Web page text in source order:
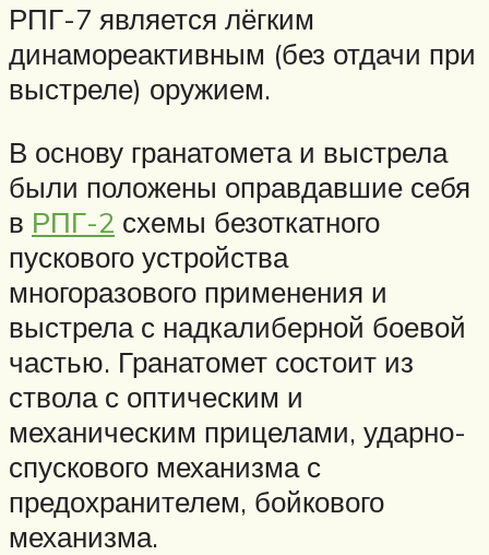
РПГ-7 является лёгким
динамореактивным (без отдачи при
выстреле) оружием.
В основу гранатомета и выстрела
были положены оправдавшие себя
в РПГ-2 схемы безоткатного
пускового устройства
многоразового применения и
выстрела с надкалиберной боевой
частью. Гранатомет состоит из
ствола с оптическим и
механическим прицелами, ударно-
спускового механизма с
предохранителем, бойкового
механизма.